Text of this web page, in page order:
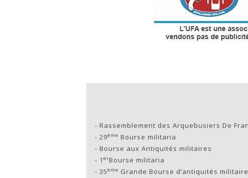
- Rassemblement des Arquebusiers De
- 29ème Bourse militaria
- Bourse aux Antiquités militaires
- 1 erBourse militaria
- 35ème Grande Bourse d’antiquités